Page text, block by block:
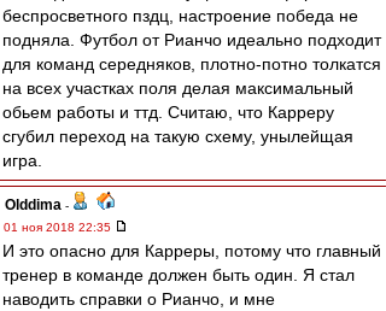
беспросветного пздц, настроение победа не
подняла. Футбол от Рианчо идеально подходит
для команд середняков, плотно-потно толкатся
на всех участках поля делая максимальный
обьем работы и ттд. Считаю, что Карреру
сгубил переход на такую схему, унылейщая
игра.
Olddima -
01 ноя 2018 22:35
И это опасно для Карреры, потому что главный
тренер в команде должен быть один. Я стал
наводить справки о Рианчо, и мне